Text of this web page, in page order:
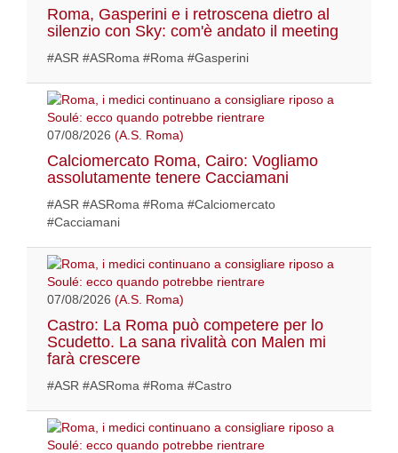
Roma, Gasperini e i retroscena dietro al
silenzio con Sky: com'è andato il meeting
#ASR #ASRoma #Roma #Gasperini
07/08/2026 (A.S. Roma)
Calciomercato Roma, Cairo: Vogliamo
assolutamente tenere Cacciamani
#ASR #ASRoma #Roma #Calciomercato
#Cacciamani
07/08/2026 (A.S. Roma)
Castro: La Roma può competere per lo
Scudetto. La sana rivalità con Malen mi
farà crescere
#ASR #ASRoma #Roma #Castro